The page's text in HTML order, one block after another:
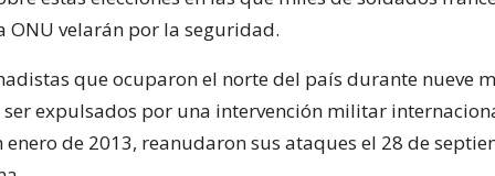
ONU velarán por la seguridad.
que ocuparon el norte del país durante nueve
ser expulsados por una intervención militar
enero de 2013, reanudaron sus ataques el 28 de